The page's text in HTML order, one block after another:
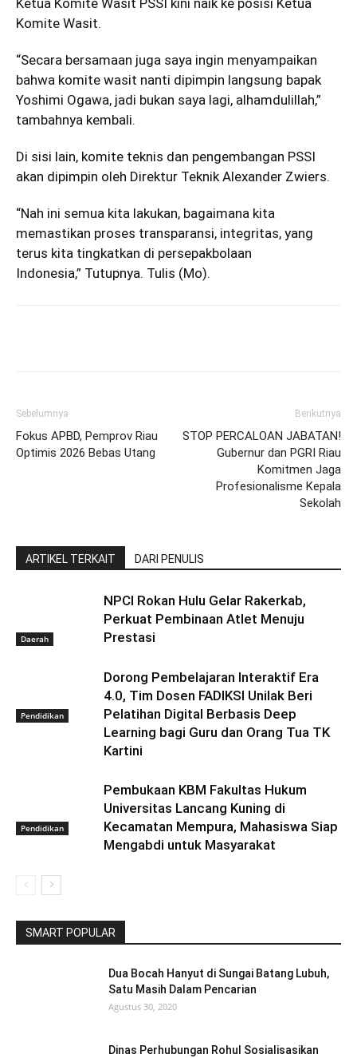
Komite Wasit.
“Secara bersamaan juga saya ingin menyampaikan
bahwa komite wasit nanti dipimpin langsung bapak
Yoshimi Ogawa, jadi bukan saya lagi, alhamdulillah,”
tambahnya kembali.
Di sisi lain, komite teknis dan pengembangan PSSI
akan dipimpin oleh Direktur Teknik Alexander Zwiers.
“Nah ini semua kita lakukan, bagaimana kita
memastikan proses transparansi, integritas, yang
terus kita tingkatkan di persepakbolaan
Indonesia,” Tutupnya. Tulis (Mo).
Sebelumnya
Fokus APBD, Pemprov Riau
Optimis 2026 Bebas Utang
Berikutnya
STOP PERCALOAN JABATAN!
Gubernur dan PGRI Riau
Komitmen Jaga
Profesionalisme Kepala
Sekolah
ARTIKEL TERKAIT DARI PENULIS
Daerah
NPCI Rokan Hulu Gelar Rakerkab,
Perkuat Pembinaan Atlet Menuju
Prestasi
Pendidikan
Dorong Pembelajaran Interaktif Era
4.0, Tim Dosen FADIKSI Unilak Beri
Pelatihan Digital Berbasis Deep
Learning bagi Guru dan Orang Tua TK
Kartini
Pendidikan
Pembukaan KBM Fakultas Hukum
Universitas Lancang Kuning di
Kecamatan Mempura, Mahasiswa Siap
Mengabdi untuk Masyarakat
SMART POPULAR
Dua Bocah Hanyut di Sungai Batang Lubuh,
Satu Masih Dalam Pencarian
Agustus 30, 2020
Dinas Perhubungan Rohul Sosialisasikan